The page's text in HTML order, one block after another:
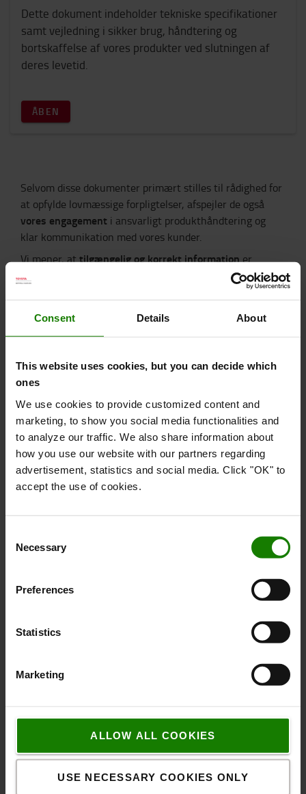
Consent Details About
This website uses cookies, but you can decide which
ones
We use cookies to provide customized content and
marketing, to show you social media functionalities and
to analyze our traffic. We also share information about
how you use our website with our partners regarding
advertisement, statistics and social media. Click "OK" to
accept the use of cookies.
Selection
Necessary
Preferences
Statistics
Marketing
ALLOW ALL COOKIES
USE NECESSARY COOKIES ONLY
Dette dokument indeholder tekniske specifikationer
samt vejledning i sikker brug, håndtering og
bortskaffelse af vores produkter ved slutningen af
deres levetid.
ÅBEN
Selvom disse dokumenter primært stilles til rådighed for
at opfylde lovmæssige forpligtelser, afspejler de også
vores engagement i ansvarligt produkthåndtering og
klar kommunikation med vores kunder.
Vi mener, attilgængelig og korrekt informationer
afgørende for sikker og bæredygtig brug.
Læs mere om vores tilgang til bæredygtighed >
Gå til dokumentation for batterier til elektriske
gaffeltruck >
FORDELE BED LITHIUM-ION BATTERIER
Kontakt os
Vores lokale eksperter står klar til at hjælpe dig med
enhver spørgsmål om batterier eller gaffeltrucks.
Om Toyota
Kundetilfredshedsundersøgelse
Code of Conduct